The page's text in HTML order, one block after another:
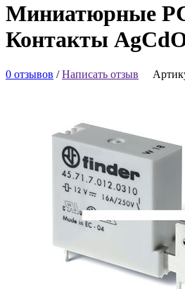
Миниатюрные
Контакты
0 отзывов /Написать отзыв